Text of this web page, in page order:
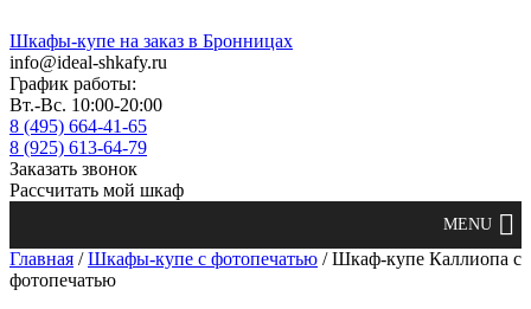
Шкафы-купе на заказ в Бронницах
info@ideal-shkafy.ru
График работы:
Вт.-Вс. 10:00-20:00
8 (495) 664-41-65
8 (925) 613-64-79
Заказать звонок
Рассчитать мой шкаф
Главная /Шкафы-купе с фотопечатью / Шкаф-купе Каллиопа с
фотопечатью